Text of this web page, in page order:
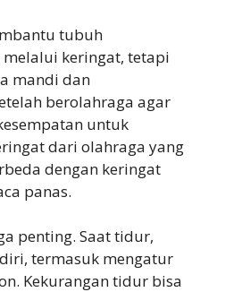
tubuh
keringat, tetapi
mandi dan
berolahraga agar
untuk
dari olahraga yang
dengan keringat
panas.
penting. Saat tidur,
termasuk mengatur
Kekurangan tidur bisa